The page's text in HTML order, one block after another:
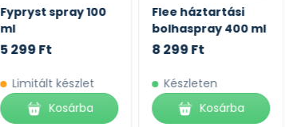
Fypryst spray 100
ml
5 299 Ft
Limitált készlet
Kosárba
Flee háztartási
bolhaspray 400 ml
8 299 Ft
Készleten
Kosárba